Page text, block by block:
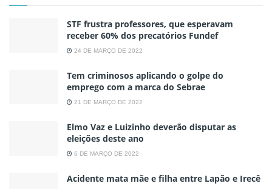
STF frustra professores, que esperavam
receber 60% dos precatórios Fundef
24 DE MARÇO DE 2022
Tem criminosos aplicando o golpe do
emprego com a marca do Sebrae
21 DE MARÇO DE 2022
Elmo Vaz e Luizinho deverão disputar as
eleições deste ano
6 DE MARÇO DE 2022
Acidente mata mãe e filha entre Lapão e Irecê